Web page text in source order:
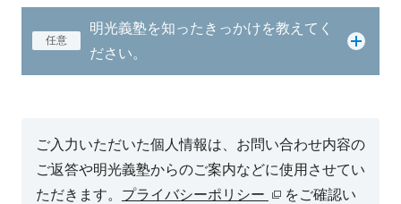
任意
明光義塾を知ったきっかけを教えてく
ださい。
ご入力いただいた個人情報は、お問い合わせ内容の
ご返答や明光義塾からのご案内などに使用させてい
ただきます。 プライバシーポリシー をご確認い